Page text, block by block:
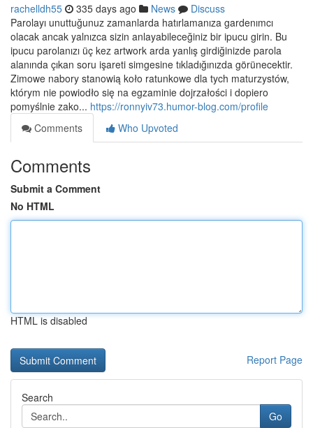
rachelldh55 335 days ago News
Discuss
Parolayı unuttuğunuz zamanlarda hatırlamanıza gardenımcı
olacak ancak yalnızca sizin anlayabileceğiniz bir ipucu girin. Bu
ipucu parolanızı üç kez artwork arda yanlış girdiğinizde parola
alanında çıkan soru işareti simgesine tıkladığınızda görünecektir.
Zimowe nabory stanowią koło ratunkowe dla tych maturzystów,
którym nie powiodło się na egzaminie dojrzałości i dopiero
pomyślnie zako... https://ronnyiv73.humor-blog.com/profile
Comments
Who Upvoted
Comments
Submit a Comment
No HTML
HTML is disabled
Report Page
Search
Go